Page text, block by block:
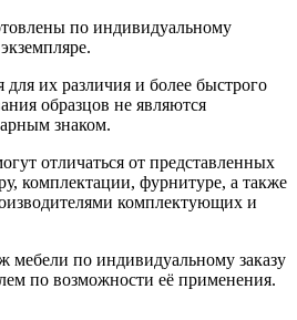
по индивидуальному
их различия и более быстрого
образцов не являются
знаком.
отличаться от представленных
комплектации, фурнитуре, а также
комплектующих и
мебели по индивидуальному заказу
по возможности её применения.